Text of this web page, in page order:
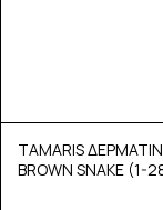
TAMARIS
BROWN SNAKE